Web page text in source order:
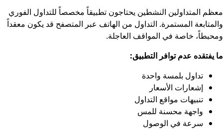
معظم المتداولين النشطين يحتاجون تطبيقاً مخصصاً للتداول الفوري
والمتابعة المستمرة. التداول من الهاتف عبر المتصفح قد يكون معقداً
ومحبطاً، خاصة في المواقف العاجلة.
ما يفتقده عدم توافر التطبيق:
تداول بلمسة واحدة
إشعارات الأسعار
تنبيهات مواقع التداول
واجهة محسنة للمس
سرعة في الوصول